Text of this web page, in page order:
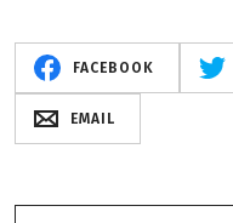
FACEBOOK
EMAIL